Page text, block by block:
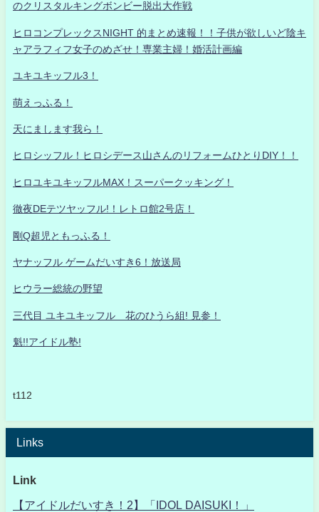
のクリスタルキングボンビー脱出大作戦
ヒロコンプレックスNIGHT 的まとめ速報！！子供が欲しいど陰キ
ャアラフィフ女子のめざせ！専業主婦！婚活計画編
ユキユキッフル3！
萌えっふる！
天にまします我ら！
ヒロシッフル！ヒロシデース山さんのリフォームひとりDIY！！
ヒロユキユキッフルMAX！スーパークッキング！
徹夜DEテツヤッフル!！レトロ館2号店！
剛Q超児ともっふる！
ヤナッフル ゲームだいすき6！放送局
ヒウラー総統の野望
三代目 ユキユキッフル 花のひうら組! 見参！
魁!!アイドル塾!
t112
Links
Link
【アイドルだいすき！2】「IDOL DAISUKI！」